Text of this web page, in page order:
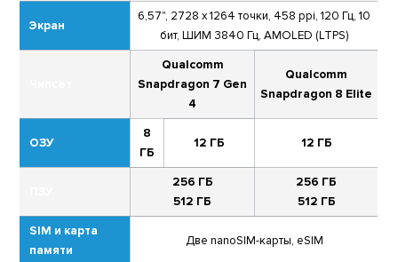
Экран
6,57", 2728 x 1264 точки, 458 ppi, 120 Гц, 10
бит, ШИМ 3840 Гц, AMOLED (LTPS)
Qualcomm
Snapdragon 7 Gen
4
Qualcomm
Snapdragon 8 Elite
ОЗУ
8
ГБ
12 ГБ 12 ГБ
256 ГБ
512 ГБ
256 ГБ
512 ГБ
SIM и карта
памяти
Две nanoSIM-карты, eSIM